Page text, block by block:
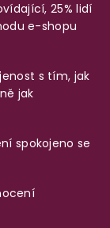
25% lidí
e-shopu
s tím, jak
jak
spokojeno se